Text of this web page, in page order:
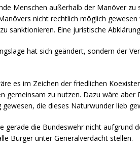
Menschen außerhalb der Manöver
nicht rechtlich möglich
sanktionieren. Eine juristische
hat sich geändert, sondern der
es im Zeichen der friedlichen
gemeinsam zu nutzen. Dazu wäre
die dieses Naturwunder lieb
gerade die Bundeswehr nicht aufgrund
Bürger unter Generalverdacht stellen.